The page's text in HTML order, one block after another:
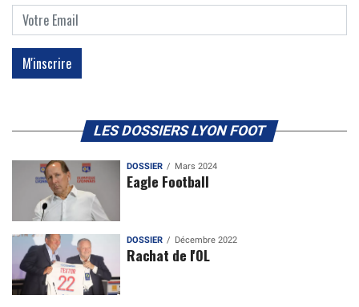
LES DOSSIERS LYON FOOT
DOSSIER Mars 2024
Eagle Football
DOSSIER Décembre 2022
Rachat de l'OL